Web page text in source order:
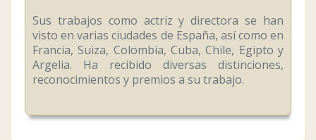
Sus trabajos como actriz y directora se han
visto en varias ciudades de España, así como en
Francia, Suiza, Colombia, Cuba, Chile, Egipto y
Argelia. Ha recibido diversas distinciones,
reconocimientos y premios a su trabajo.